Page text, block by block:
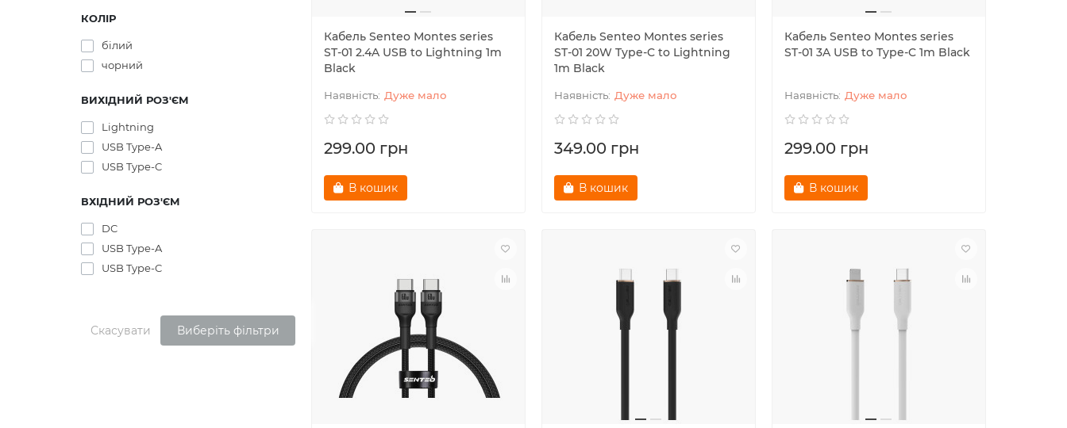
КОЛІР
білий
чорний
ВИХІДНИЙ РОЗ'ЄМ
Lightning
USB Type-A
USB Type-C
ВХІДНИЙ РОЗ'ЄМ
DC
USB Type-A
USB Type-C
Скасувати Виберіть фільтри
Кабель Senteo Montes series
ST-01 2.4A USB to Lightning 1m
Black
Дуже мало
299.00 грн
В кошик
Кабель Senteo Montes series
ST-01 20W Type-C to Lightning
1m Black
Дуже мало
349.00 грн
В кошик
Кабель Senteo Montes series
ST-01 3A USB to Type-C 1m Black
Дуже мало
299.00 грн
В кошик